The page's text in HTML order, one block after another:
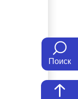
Поиск